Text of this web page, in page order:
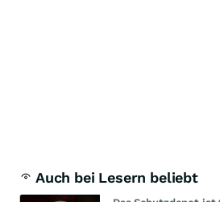
Auch bei Lesern beliebt